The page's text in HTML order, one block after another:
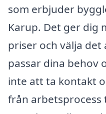
som erbjuder
Karup. Det ger dig
priser och välja
passar dina behov
inte att ta kontakt
från